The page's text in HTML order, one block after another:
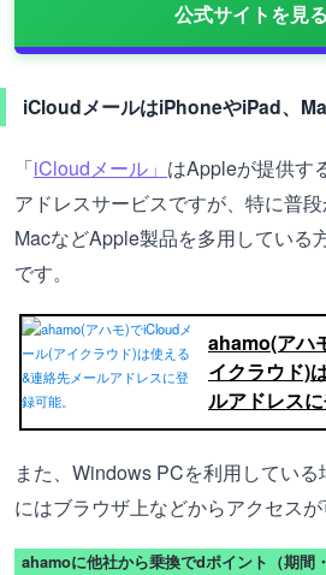
公式サイトを見
iCloudメールはiPhoneやiPad、
「iCloudメール」 はAppleが提供す
アドレスサービスですが、特に普段
MacなどApple製品を多用している
です。
ahamo(アハ
イクラウド)
ルアドレスに
また、Windows PCを利用してい
にはブラウザ上などからアクセスが
ahamoに他社から乗換でdポイント（期間